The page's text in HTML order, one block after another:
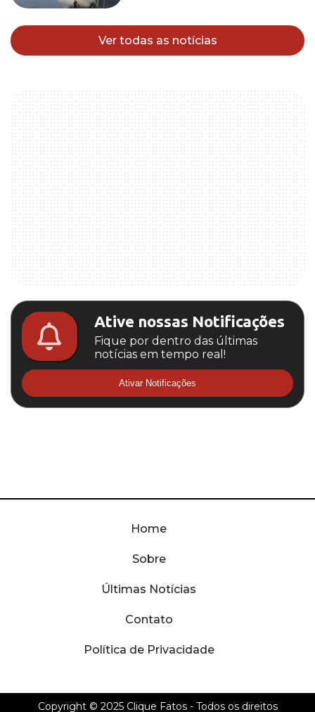
Ver todas as notícias
Ative nossas Notificações
Fique por dentro das últimas
notícias em tempo real!
Ativar Notificações
Home
Sobre
Últimas Notícias
Contato
Política de Privacidade
Copyright © 2025 Clique Fatos- Todos os direitos